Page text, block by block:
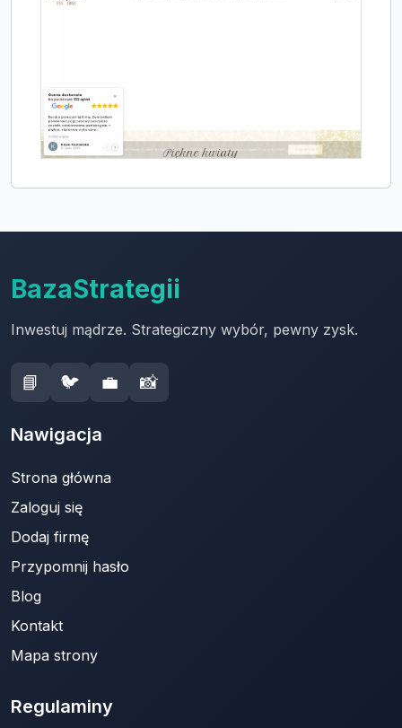
BazaStrategii
Inwestuj mądrze. Strategiczny wybór, pewny zysk.
📘 🐦 💼 📸
Nawigacja
Strona główna
Zaloguj się
Dodaj firmę
Przypomnij hasło
Blog
Kontakt
Mapa strony
Regulaminy